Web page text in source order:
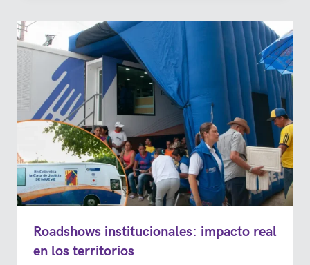
Roadshows institucionales: impacto real
en los territorios